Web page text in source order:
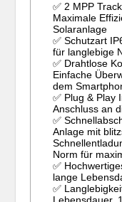
✅ 2 MPP
Maximale
Solaranlage
✅ Schutzart
für langlebige
✅ Drahtlose
Einfache
dem
✅ Plug & Play
Anschluss an
✅
Anlage mit
Norm für
✅
lange
✅